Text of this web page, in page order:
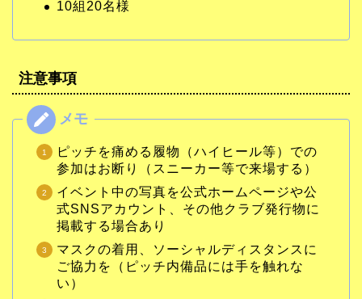
10組20名様
注意事項
ピッチを痛める履物（ハイヒール等）での
参加はお断り（スニーカー等で来場する）
イベント中の写真を公式ホームページや公
式SNSアカウント、その他クラブ発行物に
掲載する場合あり
マスクの着用、ソーシャルディスタンスに
ご協力を（ピッチ内備品には手を触れな
い）